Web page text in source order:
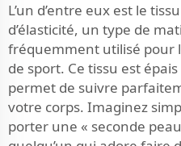
L’un d’entre eux est le
d’élasticité, un type de
fréquemment utilisé pour
de sport. Ce tissu est
permet de suivre
votre corps. Imaginez
porter une « seconde